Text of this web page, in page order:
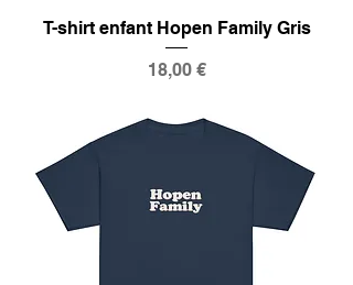
T-shirt enfant Hopen Family Gris
Prix
18,00 €